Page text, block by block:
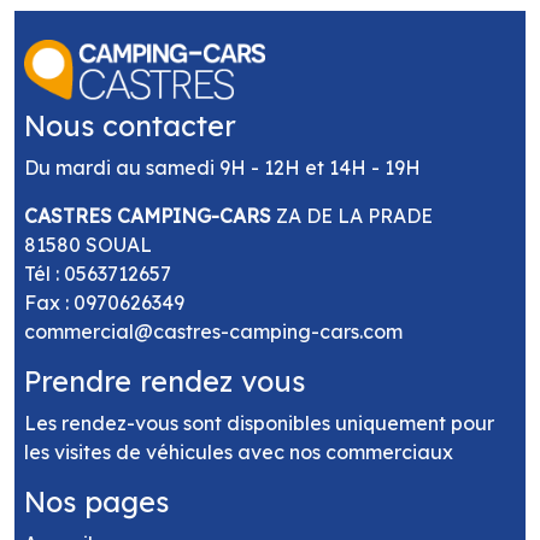
Nous contacter
Du mardi au samedi 9H - 12H et 14H - 19H
CASTRES CAMPING-CARS ZA DE LA PRADE
81580 SOUAL
Tél : 0563712657
Fax : 0970626349
commercial@castres-camping-cars.com
Prendre rendez vous
Les rendez-vous sont disponibles uniquement pour
les visites de véhicules avec nos commerciaux
Nos pages